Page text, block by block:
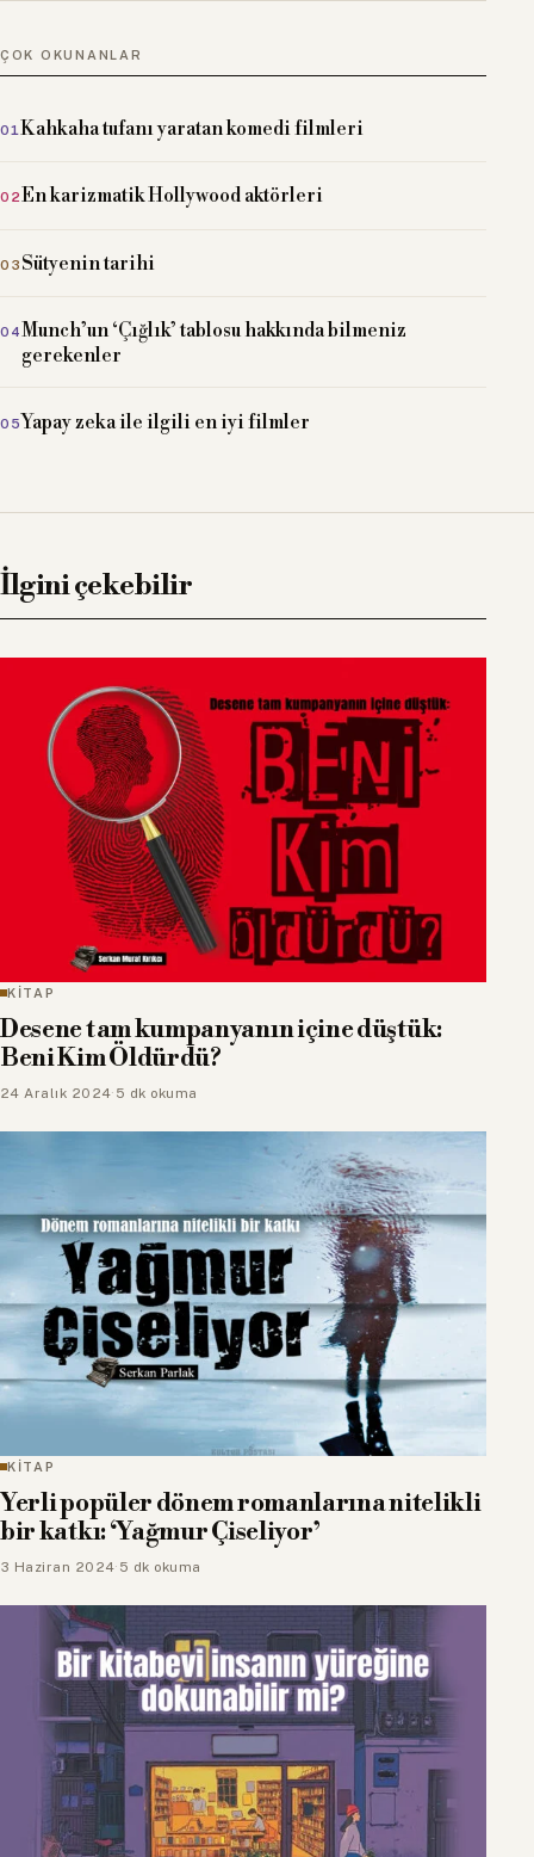
ÇOK OKUNANLAR
Kahkaha tufanı yaratan komedi filmleri
En karizmatik Hollywood aktörleri
Sütyenin tarihi
Munch’un ‘Çığlık’ tablosu hakkında bilmeniz
gerekenler
Yapay zeka ile ilgili en iyi filmler
İlgini çekebilir
KİTAP
Desene tam kumpanyanın içine düştük:
Beni Kim Öldürdü?
24 Aralık 2024· 5 dk okuma
KİTAP
Yerli popüler dönem romanlarına nitelikli
bir katkı: ‘Yağmur Çiseliyor’
3 Haziran 2024· 5 dk okuma